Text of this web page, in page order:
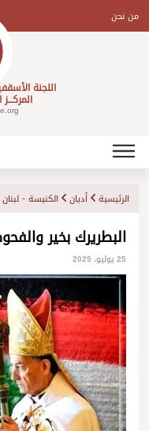
contentمن نحن
اللجنة
الرئيسية أديان الكنيسة - لبنان
البطريرك بخير
25 يوليو، 2025